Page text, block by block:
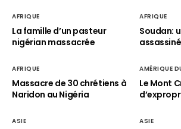
AFRIQUE
La famille d’un pasteur
nigérian massacrée
AFRIQUE
Soudan:
assassiné
AFRIQUE
Massacre de 30 chrétiens à
Naridon au Nigéria
AMÉRIQUE
Le Mont
ASIE ASIE